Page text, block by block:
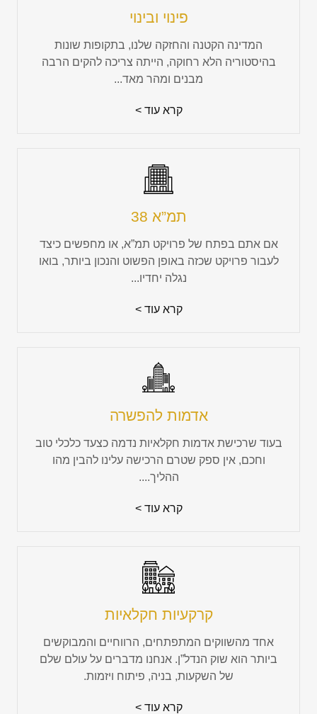
פינוי ובינוי
המדינה הקטנה והחזקה שלנו, בתקופות שונות
בהיסטוריה הלא רחוקה, הייתה צריכה להקים הרבה
מבנים ומהר מאד...
קרא עוד >
תמ”א 38
אם אתם בפתח של פרויקט תמ”א, או מחפשים כיצד
לעבור פרויקט שכזה באופן הפשוט והנכון ביותר, בואו
נגלה יחדיו...
קרא עוד >
אדמות להפשרה
בעוד שרכישת אדמות חקלאיות נדמה כצעד כלכלי טוב
וחכם, אין ספק שטרם הרכישה עלינו להבין מהו
ההליך....
קרא עוד >
קרקעיות חקלאיות
אחד מהשווקים המתפתחים, הרווחיים והמבוקשים
ביותר הוא שוק הנדל”ן. אנחנו מדברים על עולם שלם
של השקעות, בניה, פיתוח ויזמות.
קרא עוד >